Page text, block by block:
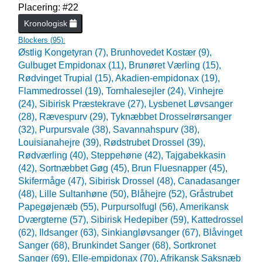
Placering: #22
Kronologisk
Blockers (95):
Østlig Kongetyran (7), Brunhovedet Kostær (9),
Gulbuget Empidonax (11), Brunøret Værling (15),
Rødvinget Trupial (15), Akadien-empidonax (19),
Flammedrossel (19), Tornhalesejler (24), Vinhejre
(24), Sibirisk Præstekrave (27), Lysbenet Løvsanger
(28), Rævespurv (29), Tyknæbbet Drosselrørsanger
(32), Purpursvale (38), Savannahspurv (38),
Louisianahejre (39), Rødstrubet Drossel (39),
Rødværling (40), Steppehøne (42), Tajgabekkasin
(42), Sortnæbbet Gøg (45), Brun Fluesnapper (45),
Skifermåge (47), Sibirisk Drossel (48), Canadasanger
(48), Lille Sultanhøne (50), Blåhejre (52), Gråstrubet
Papegøjenæb (55), Purpursolfugl (56), Amerikansk
Dværgterne (57), Sibirisk Hedepiber (59), Kattedrossel
(62),
Ildsanger (63), Sinkiangløvsanger (67), Blåvinget
Sanger (68), Brunkindet Sanger (68), Sortkronet
Sanger (69), Elle-empidonax (70), Afrikansk Saksnæb